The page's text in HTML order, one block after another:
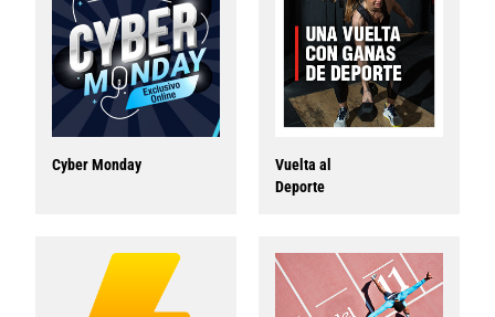
Cyber Monday
Vuelta al
Deporte